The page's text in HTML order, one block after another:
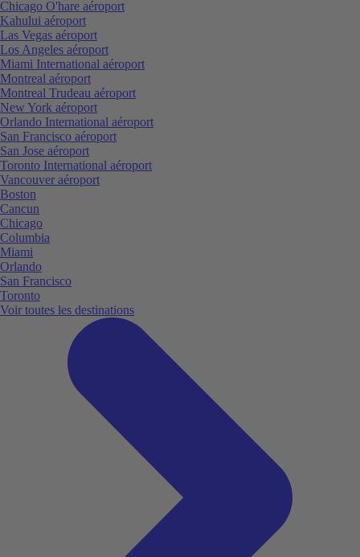
Chicago O'hare aéroport
Kahului aéroport
Las Vegas aéroport
Los Angeles aéroport
Miami International aéroport
Montreal aéroport
Montreal Trudeau aéroport
New York aéroport
Orlando International aéroport
San Francisco aéroport
San Jose aéroport
Toronto International aéroport
Vancouver aéroport
Boston
Cancun
Chicago
Columbia
Miami
Orlando
San Francisco
Toronto
Voir toutes les destinations